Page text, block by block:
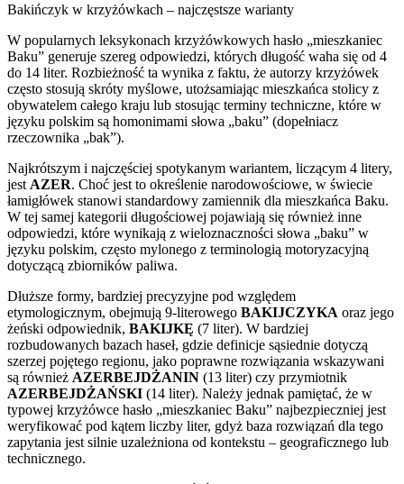
Bakińczyk w krzyżówkach – najczęstsze warianty
W popularnych leksykonach krzyżówkowych hasło „mieszkaniec
Baku” generuje szereg odpowiedzi, których długość waha się od 4
do 14 liter. Rozbieżność ta wynika z faktu, że autorzy krzyżówek
często stosują skróty myślowe, utożsamiając mieszkańca stolicy z
obywatelem całego kraju lub stosując terminy techniczne, które w
języku polskim są homonimami słowa „baku” (dopełniacz
rzeczownika „bak”).
Najkrótszym i najczęściej spotykanym wariantem, liczącym 4 litery,
jest AZER. Choć jest to określenie narodowościowe, w świecie
łamigłówek stanowi standardowy zamiennik dla mieszkańca Baku.
W tej samej kategorii długościowej pojawiają się również inne
odpowiedzi, które wynikają z wieloznaczności słowa „baku” w
języku polskim, często mylonego z terminologią motoryzacyjną
dotyczącą zbiorników paliwa.
Dłuższe formy, bardziej precyzyjne pod względem
etymologicznym, obejmują 9-literowego BAKIJCZYKA oraz jego
żeński odpowiednik, BAKIJKĘ (7 liter). W bardziej
rozbudowanych bazach haseł, gdzie definicje sąsiednie dotyczą
szerzej pojętego regionu, jako poprawne rozwiązania wskazywani
są również AZERBEJDŻANIN (13 liter) czy przymiotnik
AZERBEJDŻAŃSKI (14 liter). Należy jednak pamiętać, że w
typowej krzyżówce hasło „mieszkaniec Baku” najbezpieczniej jest
weryfikować pod kątem liczby liter, gdyż baza rozwiązań dla tego
zapytania jest silnie uzależniona od kontekstu – geograficznego lub
technicznego.